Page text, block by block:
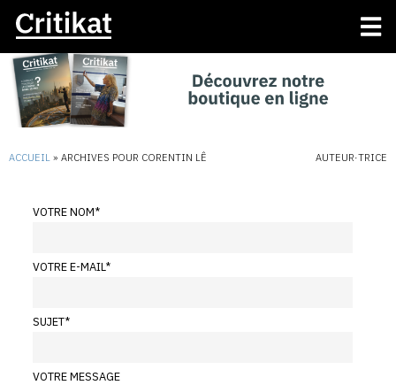
ACCUEIL » ARCHIVES POUR CORENTIN LÊ AUTEUR·TRICE
VOTRE NOM*
VOTRE E-MAIL*
SUJET*
VOTRE MESSAGE